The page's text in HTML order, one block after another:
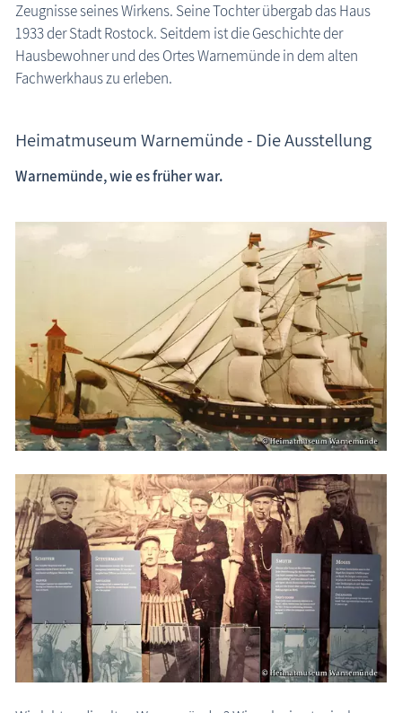
Brunnen
Großsteingräber
Historische Bauwerke
Lehrpfade
Fischland-Darß-Zingst
Mecklenburgische Seenplatte
Nordwestmecklenburg
Rostock / Güstrow
Schwerin / Ludwigslust - Parchim
Vorpommern-Greifswald
Insel Usedom
ehemalige Museen
Naturzentren, Nationalparks
Parkanlagen & Gärten
Promenaden
Schlösser & Burgen
Seebrücken, Molen
Sehenswertes »Dies und Das«
Steinkreise
Zeugnisse seines Wirkens. Seine Tochter übergab das Haus
1933 der Stadt Rostock. Seitdem ist die Geschichte der
Hausbewohner und des Ortes Warnemünde in dem alten
Fachwerkhaus zu erleben.
Heimatmuseum Warnemünde - Die Ausstellung
Warnemünde, wie es früher war.